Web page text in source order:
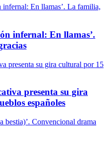
infernal: En llamas’.
presenta su gira
españoles